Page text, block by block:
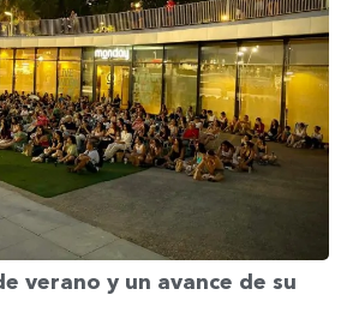
verano y un avance de su